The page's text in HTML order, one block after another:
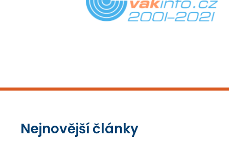
Nejnovější články